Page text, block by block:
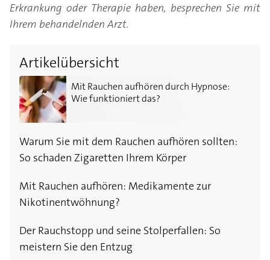
Erkrankung oder Therapie haben, besprechen Sie mit
Ihrem behandelnden Arzt.
Artikelübersicht
Mit Rauchen aufhören durch Hypnose:
Wie funktioniert das?
Mit Rauchen aufhören durch Hypnose: Wie
Warum Sie mit dem Rauchen aufhören sollten:
So schaden Zigaretten Ihrem Körper
Mit Rauchen aufhören: Medikamente zur
Nikotinentwöhnung?
Der Rauchstopp und seine Stolperfallen: So
meistern Sie den Entzug